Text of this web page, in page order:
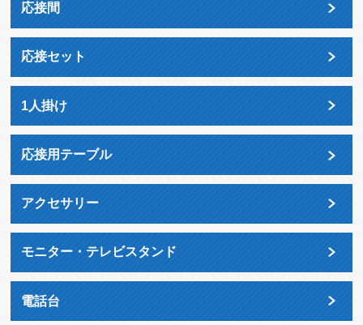
応接間
応接セット
1人掛け
応接用テーブル
アクセサリー
モニター・テレビスタンド
電話台